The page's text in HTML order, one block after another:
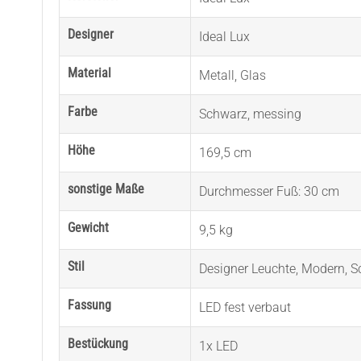
Designer Ideal Lux
Material Metall , Glas
Farbe Schwarz, messing
Höhe 169,5 cm
sonstige Maße Durchmesser Fuß: 30 cm
Gewicht 9,5 kg
Stil Designer Leuchte, Modern,
Fassung LED fest verbaut
Bestückung 1x LED